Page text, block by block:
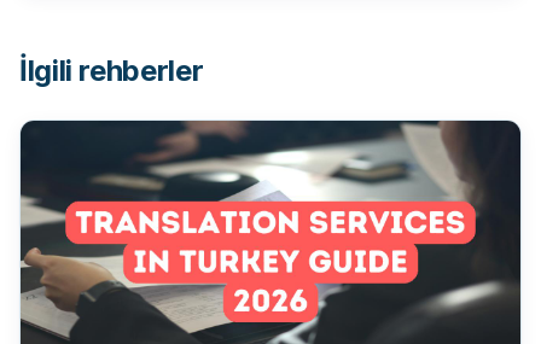
İlgili rehberler